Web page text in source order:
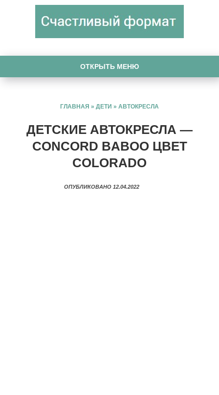
ОТКРЫТЬ МЕНЮ
ГЛАВНАЯ » ДЕТИ » АВТОКРЕСЛА
ДЕТСКИЕ АВТОКРЕСЛА —
CONCORD BABOO ЦВЕТ
COLORADO
ОПУБЛИКОВАНО 12.04.2022